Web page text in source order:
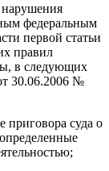
нарушения
федеральным
первой статьи
правил
в следующих
30.06.2006 №
приговора суда о